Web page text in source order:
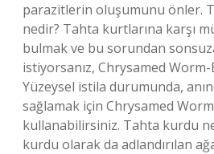
parazitlerin oluşumunu önler.
nedir? Tahta kurtlarına karşı
bulmak ve bu sorundan
istiyorsanız, Chrysamed Worm-
Yüzeysel istila durumunda,
sağlamak için Chrysamed
kullanabilirsiniz. Tahta kurdu
kurdu olarak da adlandırılan